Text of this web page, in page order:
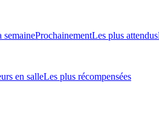
semaineProchainementLes plus attendus
en salleLes plus récompensées